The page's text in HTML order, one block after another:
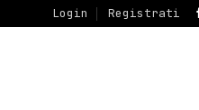
Login Registrati